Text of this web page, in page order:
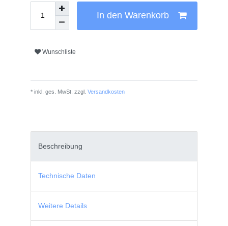
In den Warenkorb
Wunschliste
* inkl. ges. MwSt. zzgl. Versandkosten
Beschreibung
Technische Daten
Weitere Details